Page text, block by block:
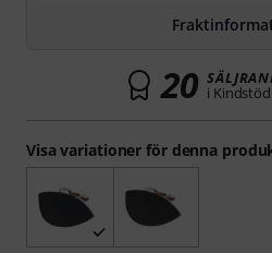
Visa variationer för denna
20 i